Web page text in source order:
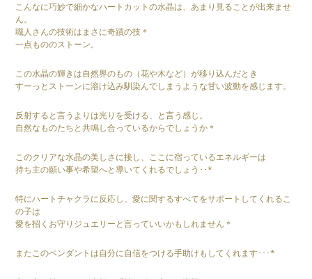
こんなに巧妙で細かなハートカットの水晶は、あまり見ることが出来ませ
ん。
職人さんの技術はまさに奇蹟の技＊
一点もののストーン。
この水晶の輝きは自然界のもの（花や木など）が移り込んだとき
すーっとストーンに溶け込み馴染んでしまうような甘い波動を感じます。
反射すると言うよりは光りを受ける、と言う感じ。
自然なものたちと共鳴し合っているからでしょうか＊
このクリアな水晶の美しさに接し、ここに宿っているエネルギーは
持ち主の願い事や希望へと導いてくれるでしょう･･*
特にハートチャクラに反応し、愛に関するすべてをサポートしてくれるこ
の子は
愛を招くお守りジュエリーと言っていいかもしれません＊
またこのペンダントは自分に自信をつける手助けもしてくれます･･･*